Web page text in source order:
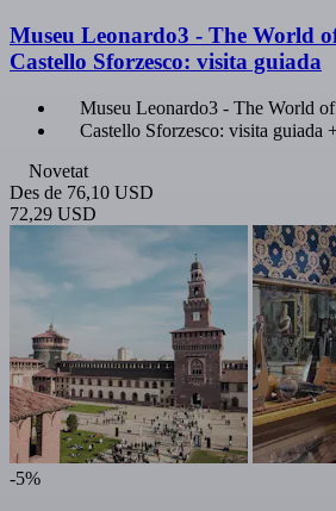
Museu Leonardo3 - The World
Castello Sforzesco: visita guiada
Museu Leonardo3 - The World
Castello Sforzesco: visita guiada
Novetat
Des de 76,10 USD
72,29 USD
-5%